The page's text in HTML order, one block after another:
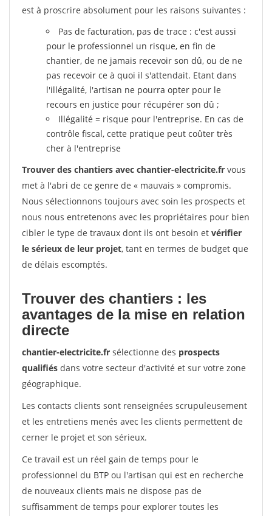
est à proscrire absolument pour les raisons suivantes :
Pas de facturation, pas de trace : c'est aussi
pour le professionnel un risque, en fin de
chantier, de ne jamais recevoir son dû, ou de ne
pas recevoir ce à quoi il s'attendait. Etant dans
l'illégalité, l'artisan ne pourra opter pour le
recours en justice pour récupérer son dû ;
Illégalité = risque pour l'entreprise. En cas de
contrôle fiscal, cette pratique peut coûter très
cher à l'entreprise
Trouver des chantiers avec chantier-electricite.fr vous
met à l'abri de ce genre de « mauvais » compromis.
Nous sélectionnons toujours avec soin les prospects et
nous nous entretenons avec les propriétaires pour bien
cibler le type de travaux dont ils ont besoin et vérifier
le sérieux de leur projet, tant en termes de budget que
de délais escomptés.
Trouver des chantiers : les
avantages de la mise en relation
directe
chantier-electricite.fr sélectionne des prospects
qualifiés dans votre secteur d'activité et sur votre zone
géographique.
Les contacts clients sont renseignées scrupuleusement
et les entretiens menés avec les clients permettent de
cerner le projet et son sérieux.
Ce travail est un réel gain de temps pour le
professionnel du BTP ou l'artisan qui est en recherche
de nouveaux clients mais ne dispose pas de
suffisamment de temps pour explorer toutes les